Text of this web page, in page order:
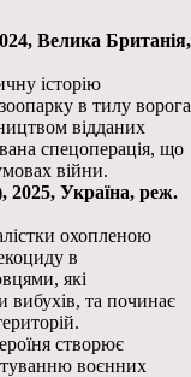
Велика Британія,
історію
в тилу ворога
відданих
спецоперація, що
війни.
2025, Україна, реж.
охопленою
в
які
вибухів, та починає
створює
воєнних